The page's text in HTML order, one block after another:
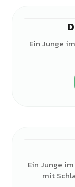
Ein Junge
Ein Junge
mit